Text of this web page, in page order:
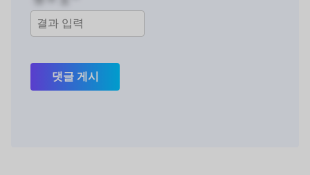
댓글 게시